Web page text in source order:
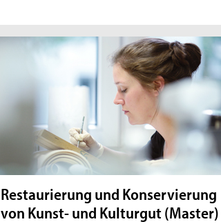
Restaurierung und Konservierung
von Kunst- und Kulturgut (Master)